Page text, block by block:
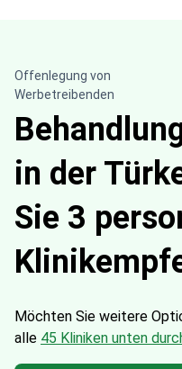
Offenlegung von
Werbetreibenden
in der
Sie 3
Möchten Sie weitere
alle 45 Kliniken unten